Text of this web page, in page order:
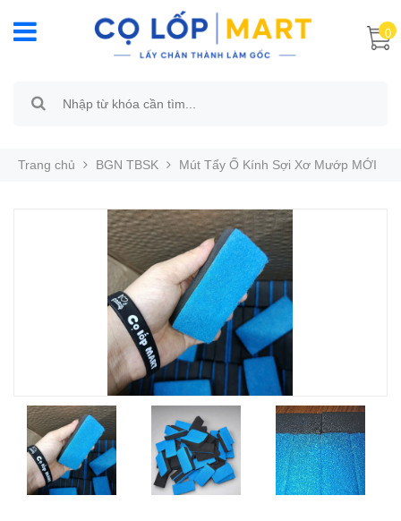
0
Trang chủ BGN TBSK Mút Tẩy Ố Kính Sợi Xơ Mướp MỚI